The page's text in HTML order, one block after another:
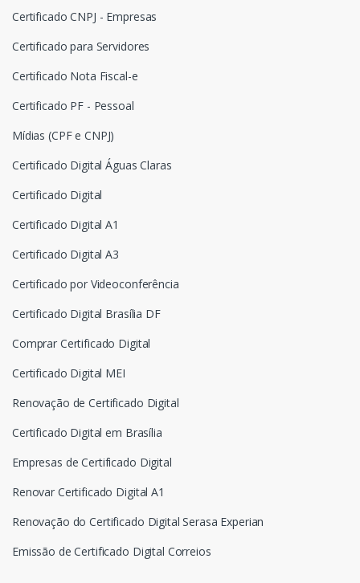
Certificado CNPJ - Empresas
Certificado para Servidores
Certificado Nota Fiscal-e
Certificado PF - Pessoal
Mídias (CPF e CNPJ)
Certificado Digital Águas Claras
Certificado Digital
Certificado Digital A1
Certificado Digital A3
Certificado por Videoconferência
Certificado Digital Brasília DF
Comprar Certificado Digital
Certificado Digital MEI
Renovação de Certificado Digital
Certificado Digital em Brasília
Empresas de Certificado Digital
Renovar Certificado Digital A1
Renovação do Certificado Digital Serasa Experian
Emissão de Certificado Digital Correios